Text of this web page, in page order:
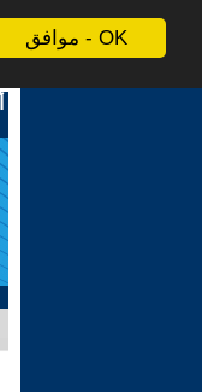
موافق - OK